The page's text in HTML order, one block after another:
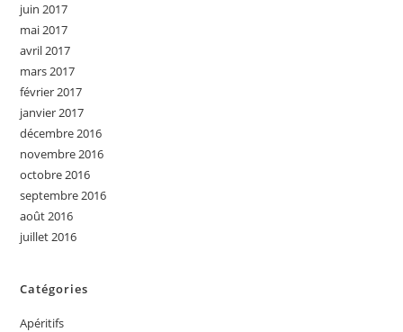
juin 2017
mai 2017
avril 2017
mars 2017
février 2017
janvier 2017
décembre 2016
novembre 2016
octobre 2016
septembre 2016
août 2016
juillet 2016
Catégories
Apéritifs